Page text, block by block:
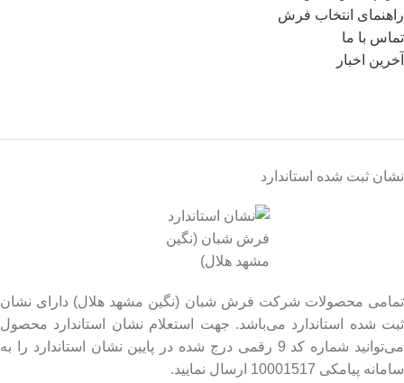
راهنمای انتخاب فرش
تماس با ما
آخرین اخبار
نشان ثبت شده استاندارد
تمامی محصولات شرکت فرش شبان (نگین مشهد هلال) دارای نشان
ثبت شده استاندارد می‌باشد. جهت استعلام نشان استاندارد محصول
می‌توانید شماره کد 9 رقمی درج شده در پایین نشان استاندارد را به
سامانه پیامکی 10001517 ارسال نمایید.